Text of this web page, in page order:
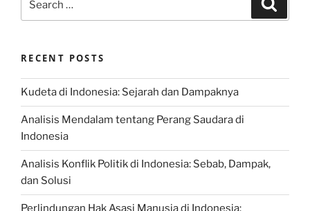
for:
RECENT POSTS
Kudeta di Indonesia: Sejarah dan Dampaknya
Analisis Mendalam tentang Perang Saudara di
Indonesia
Analisis Konflik Politik di Indonesia: Sebab, Dampak,
dan Solusi
Perlindungan Hak Asasi Manusia di Indonesia: